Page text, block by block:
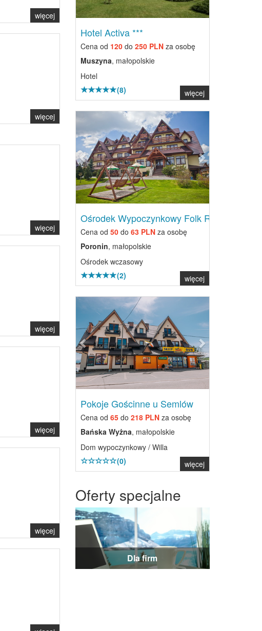
więcej
więcej
więcej
więcej
więcej
więcej
Hotel Activa ***
Cena od 120do 250 PLNza osobę
Muszyna, małopolskie
Hotel
(8)
więcej
Previous
Ośrodek Wypoczynkowy Folk Res...
Cena od 50do 63 PLNza osobę
Poronin, małopolskie
Ośrodek wczasowy
(2)
więcej
Previous Next
Pokoje Gościnne u Semlów
Cena od 65do 218 PLNza osobę
Bańska Wyżna, małopolskie
Dom wypoczynkowy / Willa
(0)
więcej
Oferty specjalne
Dla firm